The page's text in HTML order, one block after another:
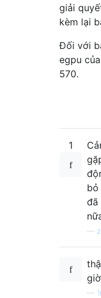
giải
kèm lại
Đối với
egpu
570.
1
bỏ
đã
—